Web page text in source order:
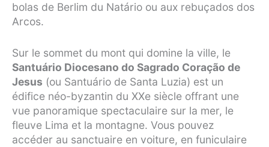
bolas de Berlim du Natário ou aux rebuçados dos
Arcos.
Sur le sommet du mont qui domine la ville, le
Santuário Diocesano do Sagrado Coração de
Jesus (ou Santuário de Santa Luzia) est un
édifice néo-byzantin du XXe siècle offrant une
vue panoramique spectaculaire sur la mer, le
fleuve Lima et la montagne. Vous pouvez
accéder au sanctuaire en voiture, en funiculaire